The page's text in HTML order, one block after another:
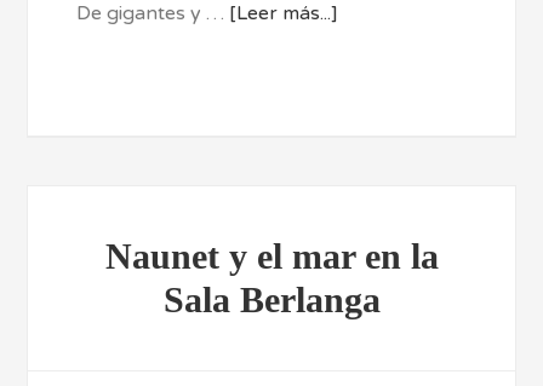
De gigantes y … [Leer más...]
Naunet y el mar en la
Sala Berlanga